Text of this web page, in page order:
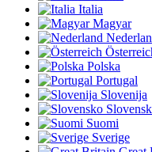
Italia
Magyar
Polska
Portugal
Slovenija
Suomi
Sverige